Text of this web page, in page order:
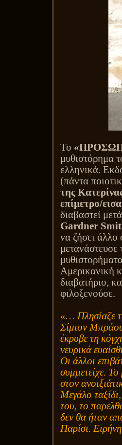
Το
μυθιστόρημα
ελληνικά.
(πάντα
της
επίμετρο/
διαβαστεί
Gardner
να ζήσει άλλο
μετανάστευσε
Αμερικανική
διαβατήριο,
φιλοξενούσε.
«… Πλησίαζε
Σίμιον
έκρυβε τη
νευρικά
Οι άλλοι
συμμετείχε.
στον
Μεγάλο
του, το
δεν θα ήταν
Παρίσι.